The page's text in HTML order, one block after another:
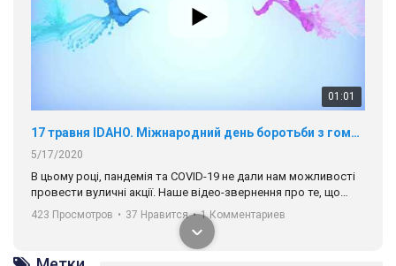
01:01
17 травня IDAHO. Міжнародний день боротьби з гомофобією трансфобією і біфобія.
5/17/2020
В цьому році, пандемія та COVІD-19 не дали нам можливості
провести вуличні акції. Наше відео-звернення про те, що
навіть коли ми у різних містах та не можемо зустрінеться, ми
разом. Ми закликаємо всіх хто поділяє цінності рівності та
солідарності, приєднатися до нас. Регіональні підрозділи
ГАУ є в 16 областях України.
423 Просмотров • 37 Нравится • 1 Комментариев